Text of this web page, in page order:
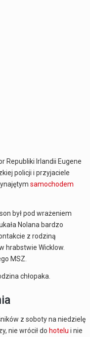
Republiki Irlandii Eugene
policji i przyjaciele
samochodem
był pod wrażeniem
Nolana bardzo
z rodziną
hrabstwie Wicklow.
MSZ.
chłopaka.
z soboty na niedzielę
nie wrócił do hotelu i nie